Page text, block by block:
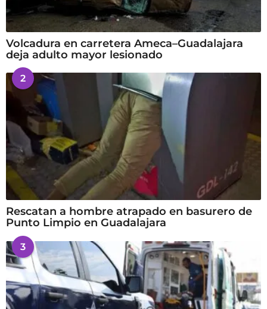
Volcadura en carretera Ameca–Guadalajara
deja adulto mayor lesionado
2
Rescatan a hombre atrapado en basurero de
Punto Limpio en Guadalajara
3